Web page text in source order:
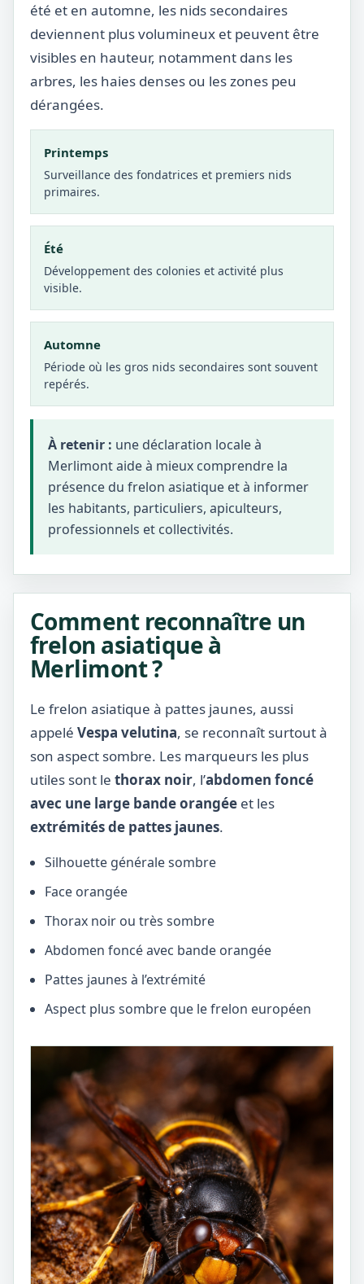
été et en automne, les nids secondaires
deviennent plus volumineux et peuvent être
visibles en hauteur, notamment dans les
arbres, les haies denses ou les zones peu
dérangées.
Printemps
Surveillance des fondatrices et premiers nids
primaires.
Été
Développement des colonies et activité plus
visible.
Automne
Période où les gros nids secondaires sont souvent
repérés.
À retenir : une déclaration locale à
Merlimont aide à mieux comprendre la
présence du frelon asiatique et à informer
les habitants, particuliers, apiculteurs,
professionnels et collectivités.
Comment reconnaître un
frelon asiatique à
Merlimont ?
Le frelon asiatique à pattes jaunes, aussi
appelé Vespa velutina, se reconnaît surtout à
son aspect sombre. Les marqueurs les plus
utiles sont le thorax noir, l’abdomen foncé
avec une large bande orangée et les
extrémités de pattes jaunes.
Silhouette générale sombre
Face orangée
Thorax noir ou très sombre
Abdomen foncé avec bande orangée
Pattes jaunes à l’extrémité
Aspect plus sombre que le frelon européen